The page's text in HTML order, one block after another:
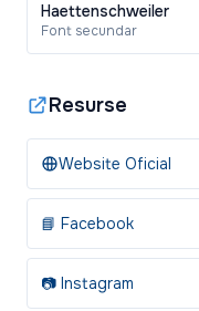
Haettenschweiler
Font secundar
Resurse
Website Oficial
📘 Facebook
📷 Instagram